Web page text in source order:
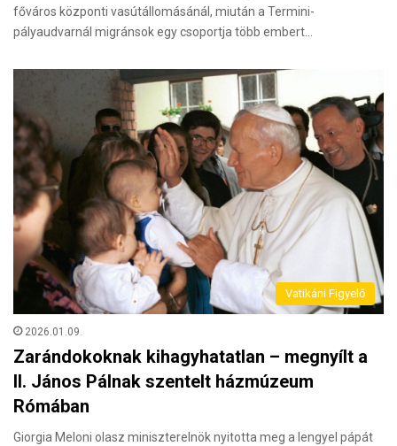
főváros központi vasútállomásánál, miután a Termini-
pályaudvarnál migránsok egy csoportja több embert…
Vatikáni Figyelő
2026.01.09.
Zarándokoknak kihagyhatatlan – megnyílt a
II. János Pálnak szentelt házmúzeum
Rómában
Giorgia Meloni olasz miniszterelnök nyitotta meg a lengyel pápát